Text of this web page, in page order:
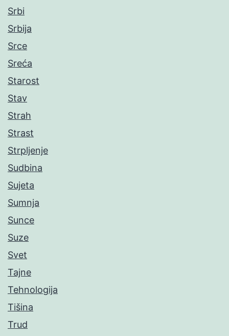
Srbi
Srbija
Srce
Sreća
Starost
Stav
Strah
Strast
Strpljenje
Sudbina
Sujeta
Sumnja
Sunce
Suze
Svet
Tajne
Tehnologija
Tišina
Trud